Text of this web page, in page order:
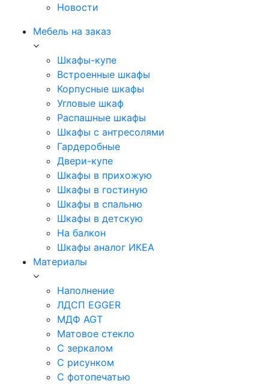
Новости
Мебель на заказ
Шкафы-купе
Встроенные шкафы
Корпусные шкафы
Угловые шкаф
Распашные шкафы
Шкафы с антресолями
Гардеробные
Двери-купе
Шкафы в прихожую
Шкафы в гостиную
Шкафы в спальню
Шкафы в детскую
На балкон
Шкафы аналог ИКЕА
Материалы
Наполнение
ЛДСП EGGER
МДФ AGT
Матовое стекло
С зеркалом
С рисунком
С фотопечатью